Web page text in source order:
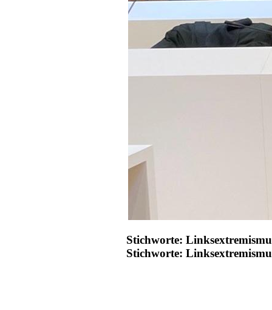
Stichworte:
Stichworte: